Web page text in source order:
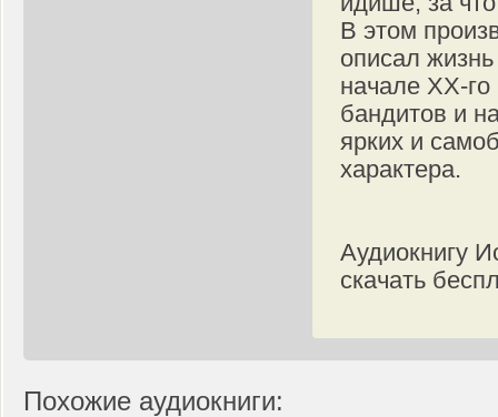
В этом
описал
начале XX-
бандитов и
ярких и
характера.
Аудиокнигу
скачать
Похожие аудиокниги: